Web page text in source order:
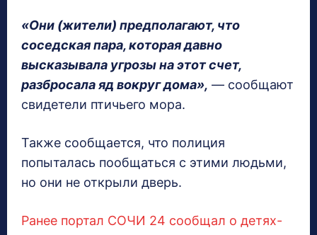
«Они (жители) предполагают, что
соседская пара, которая давно
высказывала угрозы на этот счет,
разбросала яд вокруг дома», — сообщают
свидетели птичьего мора.
Также сообщается, что полиция
попыталась пообщаться с этими людьми,
но они не открыли дверь.
Ранее портал СОЧИ 24 сообщал о детях-